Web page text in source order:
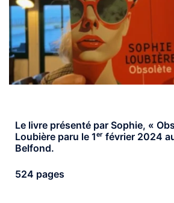
Le livre présenté par Sophie, «
Loubière paru le 1ᵉʳ février 2024
Belfond.
524 pages